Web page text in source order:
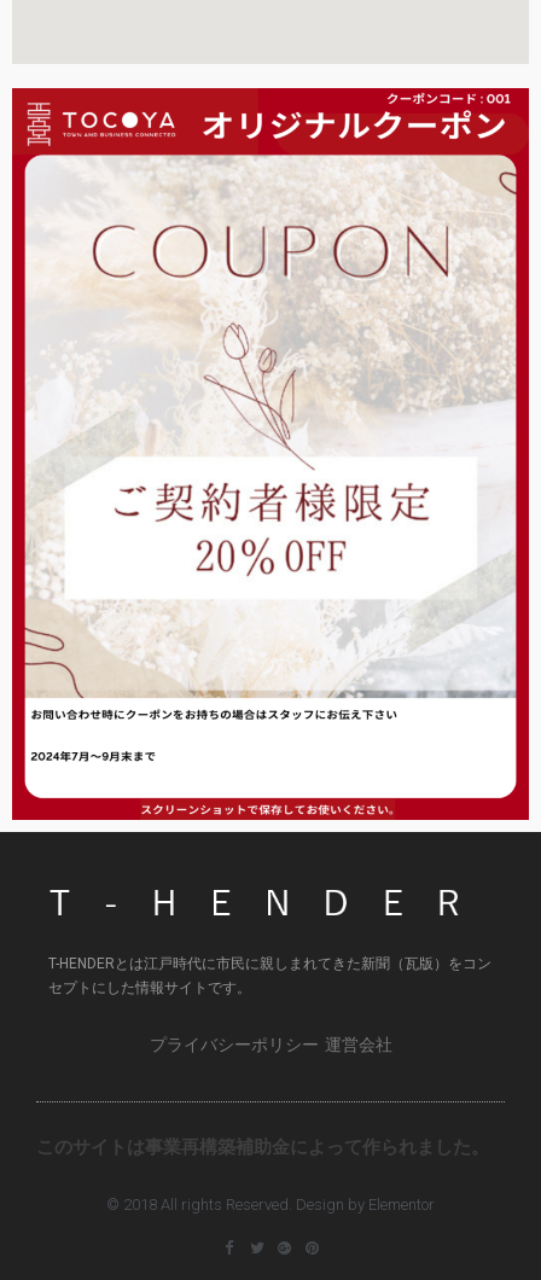
T-HENDERとは江戸時代に市民に親しまれてきた新聞（瓦版）をコン
セプトにした情報サイトです。
プライバシーポリシー 運営会社
このサイトは事業再構築補助金によって作られました。
© 2018 All rights Reserved. Design by Elementor